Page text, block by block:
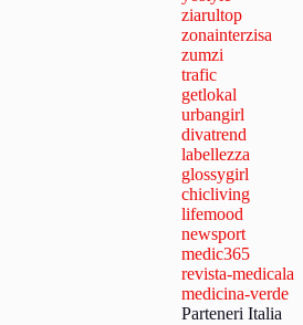
ziarultop
zonainterzisa
zumzi
trafic
getlokal
urbangirl
divatrend
labellezza
glossygirl
chicliving
lifemood
newsport
medic365
revista-medicala
medicina-verde
Parteneri Italia